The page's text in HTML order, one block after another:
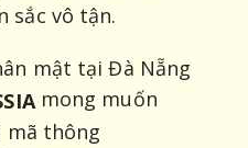
sắc vô tận.
mật tại Đà Nẵng
mong muốn
mã thông